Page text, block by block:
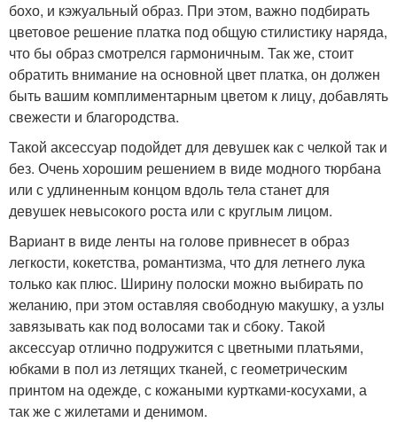
бохо, и кэжуальный образ. При этом, важно подбирать
цветовое решение платка под общую стилистику наряда,
что бы образ смотрелся гармоничным. Так же, стоит
обратить внимание на основной цвет платка, он должен
быть вашим комплиментарным цветом к лицу, добавлять
свежести и благородства.
Такой аксессуар подойдет для девушек как с челкой так и
без. Очень хорошим решением в виде модного тюрбана
или с удлиненным концом вдоль тела станет для
девушек невысокого роста или с круглым лицом.
Вариант в виде ленты на голове привнесет в образ
легкости, кокетства, романтизма, что для летнего лука
только как плюс. Ширину полоски можно выбирать по
желанию, при этом оставляя свободную макушку, а узлы
завязывать как под волосами так и сбоку. Такой
аксессуар отлично подружится с цветными платьями,
юбками в пол из летящих тканей, с геометрическим
принтом на одежде, с кожаными куртками-косухами, а
так же с жилетами и денимом.